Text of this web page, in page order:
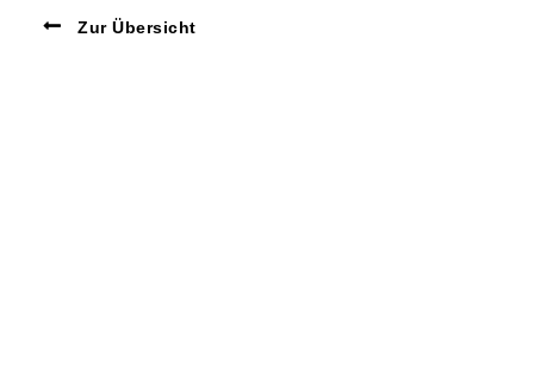
Zur Übersicht